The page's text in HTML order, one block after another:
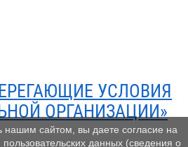
УСЛОВИЯ
ОРГАНИЗАЦИИ»
нашим сайтом, вы даете согласие на
данных (сведения о